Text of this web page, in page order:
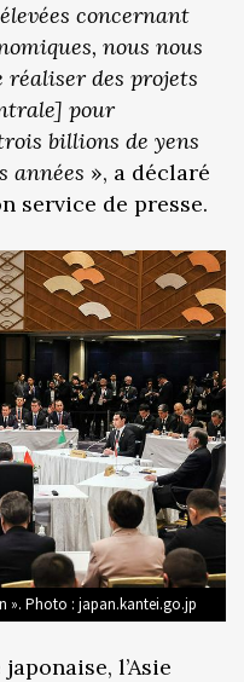
concernant
nous nous
réaliser des projets
pour
billions de yens
années », a déclaré
service de presse.
». Photo : japan.kantei.go.jp
l’Asie